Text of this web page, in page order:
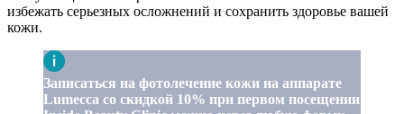
избежать серьезных осложнений и сохранить здоровье вашей
кожи.
Записаться на фотолечение кожи на аппарате
Lumecca со скидкой 10% при первом посещении